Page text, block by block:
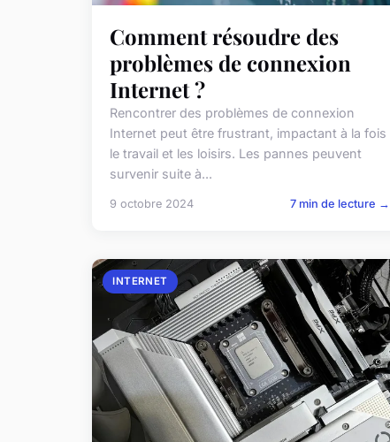
Comment résoudre des
problèmes de connexion
Internet ?
Rencontrer des problèmes de connexion
Internet peut être frustrant, impactant à la fois
le travail et les loisirs. Les pannes peuvent
survenir suite à...
9 octobre 2024 7 min de lecture →
INTERNET